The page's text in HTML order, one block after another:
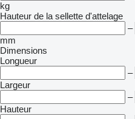
kg
Hauteur de la sellette d'attelage
–
mm
Dimensions
Longueur
–
Largeur
–
Hauteur